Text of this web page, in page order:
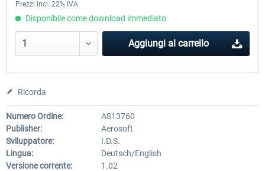
Prezzi incl. 22% IVA
Disponibile come download immediato
Aggiungi al carrello
Ricorda
Numero Ordine:
AS13760
Publisher:
Aerosoft
Sviluppatore:
I.D.S.
Lingua:
Deutsch/English
Versione corrente:
1.02